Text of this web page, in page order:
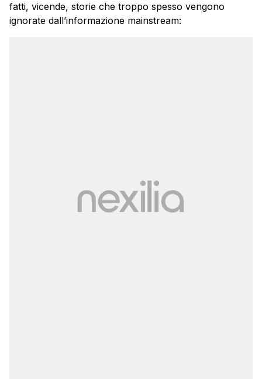
fatti, vicende, storie che troppo spesso vengono
ignorate dall’informazione mainstream: